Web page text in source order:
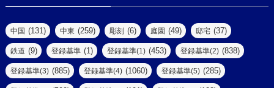
(5)
(39)
(14)
(61)
(8)
(4)
(47)
(2)
(1)
(2)
中国 (131) 中東 (259) 彫刻 (6) 庭園 (49) 邸宅 (37)
鉄道 (9) 登録基準 (1) 登録基準(1) (453) 登録基準(2) (838)
登録基準(3) (885) 登録基準(4) (1060) 登録基準(5) (285)